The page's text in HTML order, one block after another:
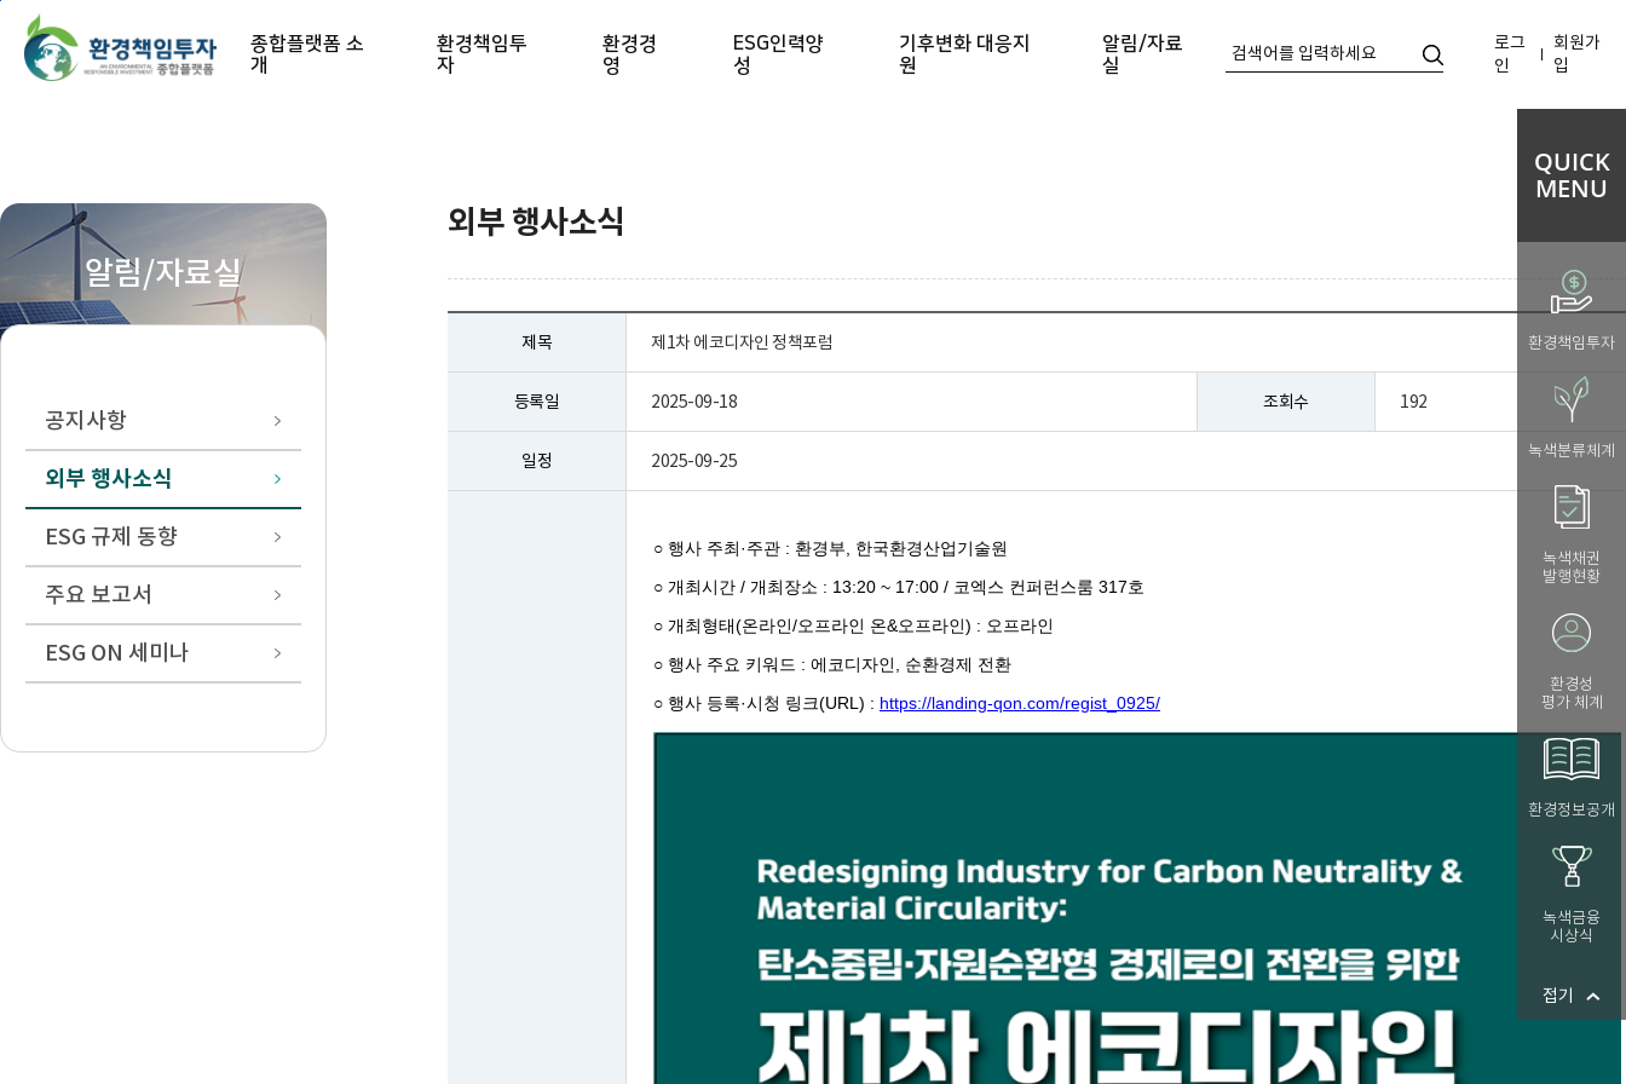
본문 바로가기
종합플랫폼 소
개
환경책임투
자
환경경
영
ESG인력양
성
기후변화 대응지
원
알림/자료
실
로그
인
회원가
입
알림/자료실
공지사항
외부 행사소식
ESG 규제 동향
주요 보고서
ESG ON 세미나
외부 행사소식
제목 제1차 에코디자인 정책포럼
등록일 2025-09-18 조회수 192
일정 2025-09-25
QUICK
MENU
환경책임투자
녹색분류체계
녹색채권
발행현황
환경성
평가 체계
환경정보공개
녹색금융
시상식
접기